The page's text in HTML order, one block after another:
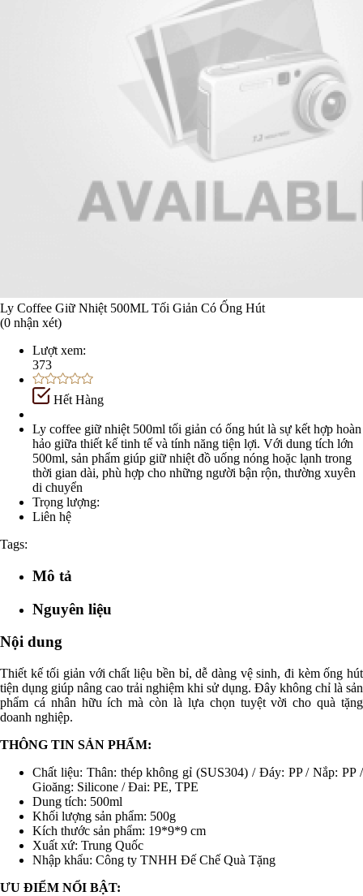
Ly Coffee Giữ Nhiệt 500ML Tối Giản Có Ống Hút
(0 nhận xét)
Lượt xem:
373
Hết Hàng
Ly coffee giữ nhiệt 500ml tối giản có ống hút là sự kết hợp hoàn
hảo giữa thiết kế tinh tế và tính năng tiện lợi. Với dung tích lớn
500ml, sản phẩm giúp giữ nhiệt đồ uống nóng hoặc lạnh trong
thời gian dài, phù hợp cho những người bận rộn, thường xuyên
di chuyển
Trọng lượng:
Liên hệ
Tags:
Mô tả
Nguyên liệu
Nội dung
Thiết kế tối giản với chất liệu bền bỉ, dễ dàng vệ sinh, đi kèm ống hút
tiện dụng giúp nâng cao trải nghiệm khi sử dụng. Đây không chỉ là sản
phẩm cá nhân hữu ích mà còn là lựa chọn tuyệt vời cho quà tặng
doanh nghiệp.
THÔNG TIN SẢN PHẨM:
Chất liệu: Thân: thép không gỉ (SUS304) / Đáy: PP / Nắp: PP /
Gioăng: Silicone / Đai: PE, TPE
Dung tích: 500ml
Khối lượng sản phẩm: 500g
Kích thước sản phẩm: 19*9*9 cm
Xuất xứ: Trung Quốc
Nhập khẩu: Công ty TNHH Đế Chế Quà Tặng
ƯU ĐIỂM NỔI BẬT: